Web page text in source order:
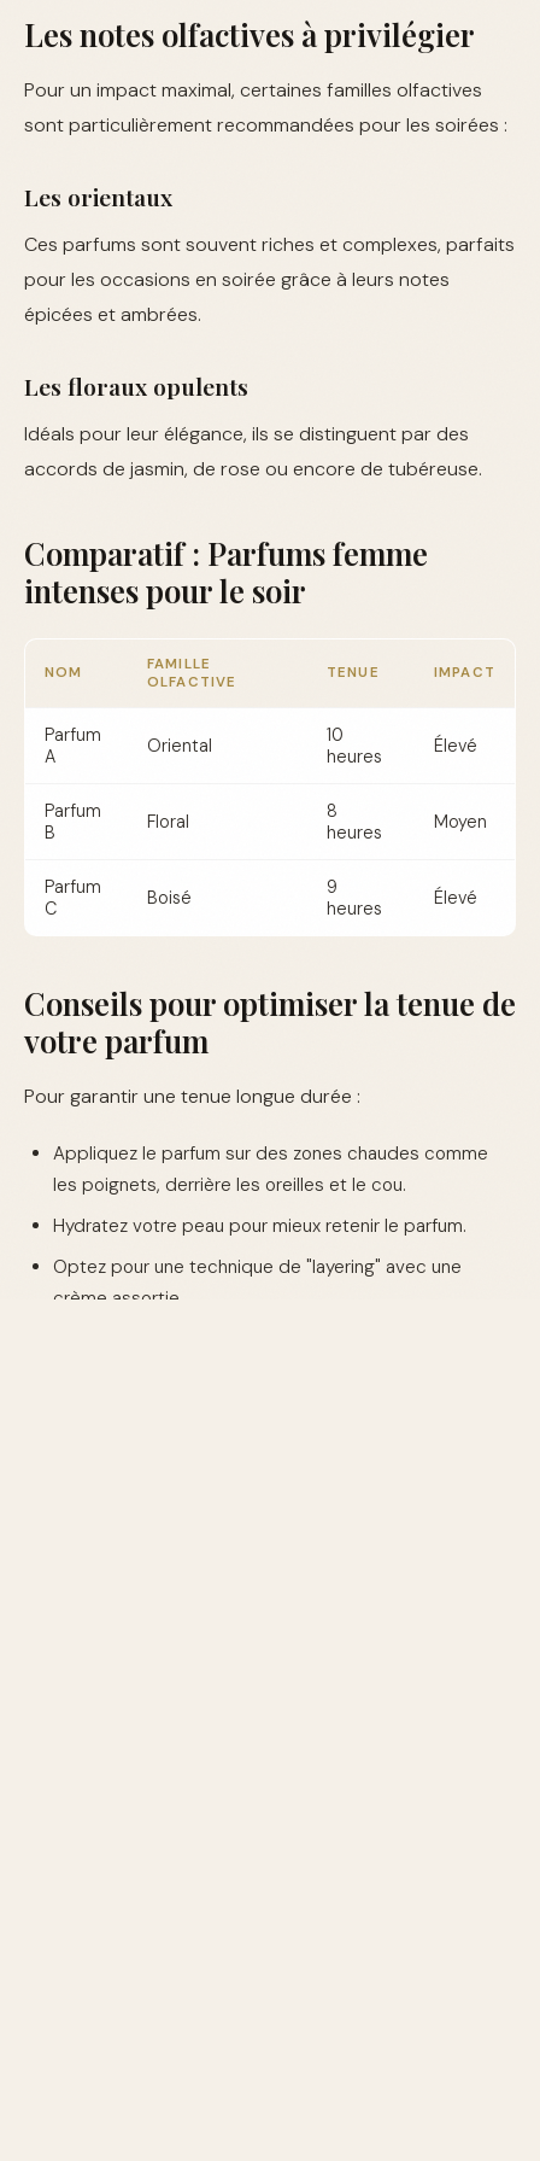
Les notes olfactives à privilégier
Pour un impact maximal, certaines familles olfactives
sont particulièrement recommandées pour les soirées :
Les orientaux
Ces parfums sont souvent riches et complexes, parfaits
pour les occasions en soirée grâce à leurs notes
épicées et ambrées.
Les floraux opulents
Idéals pour leur élégance, ils se distinguent par des
accords de jasmin, de rose ou encore de tubéreuse.
Comparatif : Parfums femme
intenses pour le soir
NOM
FAMILLE
OLFACTIVE
TENUE IMPACT
Parfum
A
Oriental
10
heures
Élevé
Parfum
B
Floral
8
heures
Moyen
Parfum
C
Boisé
9
heures
Élevé
Conseils pour optimiser la tenue de
votre parfum
Pour garantir une tenue longue durée :
Appliquez le parfum sur des zones chaudes comme
les poignets, derrière les oreilles et le cou.
Hydratez votre peau pour mieux retenir le parfum.
Optez pour une technique de "layering" avec une
crème assortie.